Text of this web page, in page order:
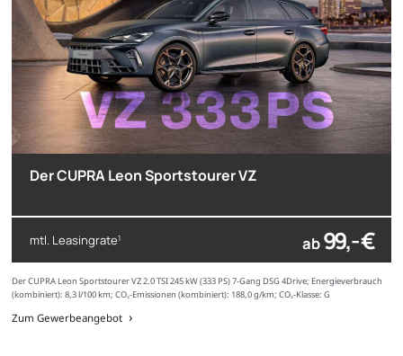
Der CUPRA Leon Sportstourer VZ
mtl. Leasingrate1 ab99,- €
Der CUPRA Leon Sportstourer VZ 2.0 TSI 245 kW (333 PS) 7-Gang DSG 4Drive; Energieverbrauch
(kombiniert): 8,3 l/100 km; CO₂-Emissionen (kombiniert): 188,0 g/km; CO₂-Klasse: G
Zum Gewerbeangebot